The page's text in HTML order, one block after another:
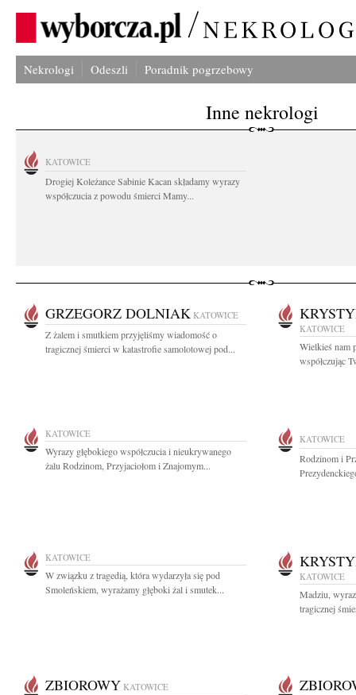
Nekrologi Odeszli Poradnik pogrzebowy
Inne nekrologi
KATOWICE
Drogiej Koleżance Sabinie Kacan składamy wyrazy
współczucia z powodu śmierci Mamy...
GRZEGORZ DOLNIAK KATOWICE
Z żalem i smutkiem przyjęliśmy wiadomość o
tragicznej śmierci w katastrofie samolotowej pod...
KATOWICE
Wielkieś nam
współczując
KATOWICE
Wyrazy głębokiego współczucia i nieukrywanego
żalu Rodzinom, Przyjaciołom i Znajomym...
KATOWICE
Rodzinom i
KATOWICE
W związku z tragedią, która wydarzyła się pod
Smoleńskiem, wyrażamy głęboki żal i smutek...
KATOWICE
Madziu,
tragicznej
ZBIOROWY KATOWICE